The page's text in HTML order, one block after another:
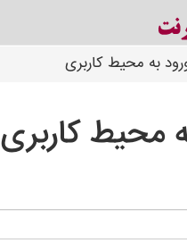
به محیط کاربری
محیط کاربری